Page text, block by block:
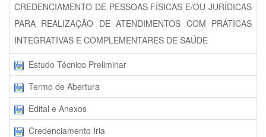
CREDENCIAMENTO DE PESSOAS FÍSICAS E/OU JURÍDICAS
PARA REALIZAÇÃO DE ATENDIMENTOS COM PRÁTICAS
INTEGRATIVAS E COMPLEMENTARES DE SAÚDE
Estudo Técnico Preliminar
Termo de Abertura
Edital e Anexos
Credenciamento Iria